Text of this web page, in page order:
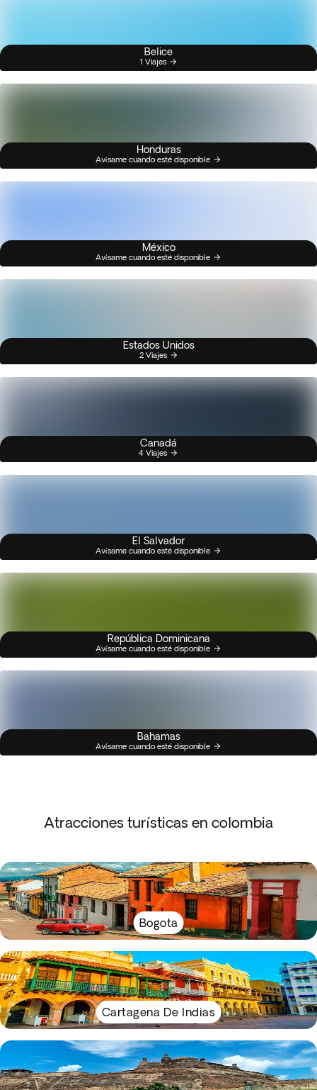
Belice
1 Viajes
Honduras
Avísame cuando esté disponible
México
Avísame cuando esté disponible
Estados Unidos
2 Viajes
Canadá
4 Viajes
El Salvador
Avísame cuando esté disponible
República Dominicana
Avísame cuando esté disponible
Bahamas
Avísame cuando esté disponible
Atracciones turísticas en colombia
Bogota
Cartagena De Indias